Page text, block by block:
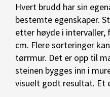
Hvert brudd har sin
bestemte egenskaper.
etter høyde i intervaller,
cm. Flere sorteringer
tørrmur. Det er opp til
steinen bygges inn i
visuelt godt resultat. Et